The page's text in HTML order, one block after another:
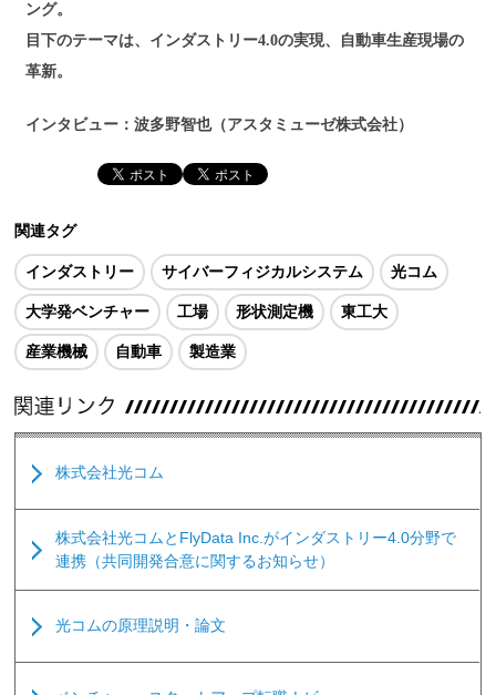
ング。
目下のテーマは、インダストリー4.0の実現、自動車生産現場の
革新。
インタビュー：波多野智也（アスタミューゼ株式会社）
関連タグ
インダストリー サイバーフィジカルシステム 光コム
大学発ベンチャー 工場 形状測定機 東工大
産業機械 自動車 製造業
株式会社光コム
株式会社光コムとFlyData Inc.がインダストリー4.0分野で
連携（共同開発合意に関するお知らせ）
光コムの原理説明・論文